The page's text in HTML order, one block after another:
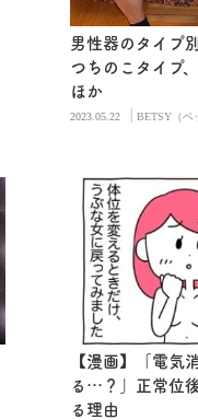
男性器のタイプ
つちのこタイプ
ほか
2023.05.22 |BETSY（ベ
【漫画】「電気
る…？」正常位
る理由